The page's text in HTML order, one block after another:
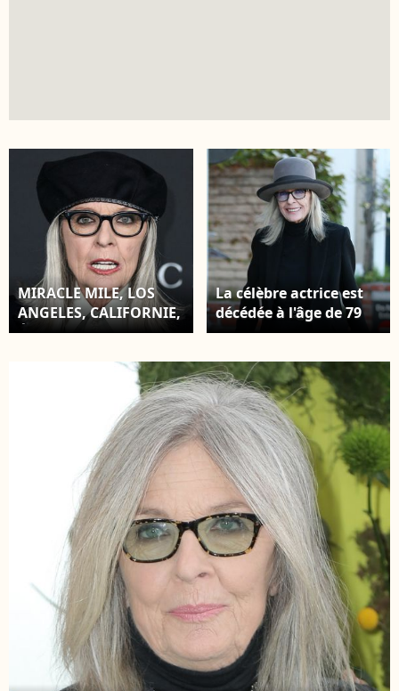
MIRACLE MILE, LOS
ANGELES, CALIFORNIE,
ÉTATS-UNIS - 06
américaine Diane
Keaton arrive au 10e
gala annuel LACMA Art
+ Film 2021 organisé
au Los Angeles County
Museum of Art le 6
novembre 2021 à
Miracle Mile, Los
Angeles, Californie,
États-Unis. Sur la
photo : Diane Keaton
La célèbre actrice est
décédée à l'âge de 79
ans le samedi 11
Keaton se promène
dans le quartier
Brentwood à Los
Angeles le 20 août
2024. Crédit :
Broadimage /
Bestimage